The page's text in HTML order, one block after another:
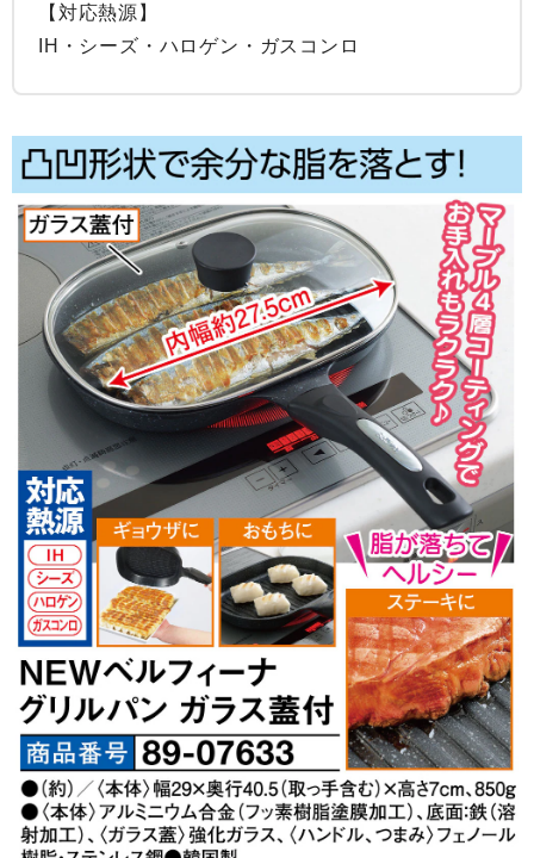
【対応熱源】
IH・シーズ・ハロゲン・ガスコンロ